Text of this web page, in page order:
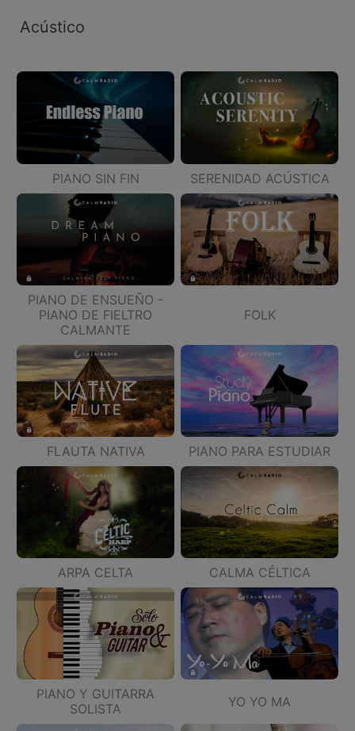
Acústico
PIANO SIN FIN SERENIDAD ACÚSTICA
PIANO DE ENSUEÑO -
PIANO DE FIELTRO
CALMANTE
FOLK
FLAUTA NATIVA PIANO PARA ESTUDIAR
ARPA CELTA CALMA CÉLTICA
PIANO Y GUITARRA
SOLISTA
YO YO MA